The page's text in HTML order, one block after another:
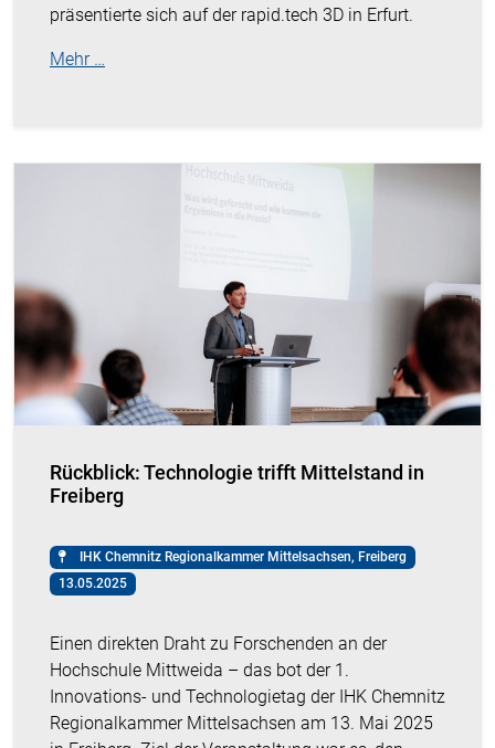
präsentierte sich auf der rapid.tech 3D in Erfurt.
Mehr …
Rückblick: Technologie trifft Mittelstand in
Freiberg
IHK Chemnitz Regionalkammer Mittelsachsen, Freiberg
13.05.2025
Einen direkten Draht zu Forschenden an der
Hochschule Mittweida – das bot der 1.
Innovations- und Technologietag der IHK Chemnitz
Regionalkammer Mittelsachsen am 13. Mai 2025